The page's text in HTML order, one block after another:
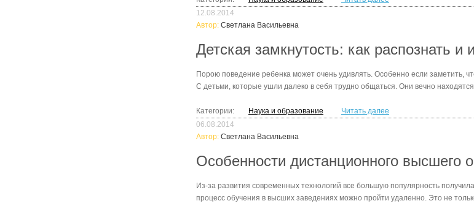
12.08.2014
Автор: Светлана Васильевна
Детская замкнутость: как распознать и
Порою поведение ребенка может очень удивлять. Особенно если заметить,
С детьми, которые ушли далеко в себя трудно общаться. Они вечно
Категории: Наука и образование
Читать далее
06.08.2014
Автор: Светлана Васильевна
Особенности дистанционного высшего
Из-за развития современных технологий все большую популярность
процесс обучения в высших заведениях можно пройти удаленно. Это не